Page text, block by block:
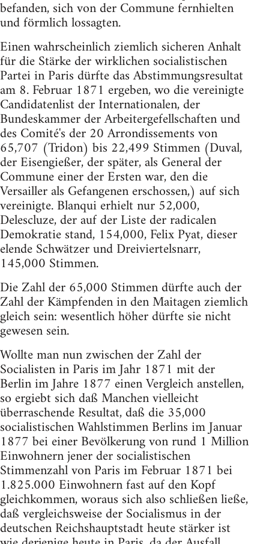
befanden, sich von der Commune fernhielten
und förmlich lossagten.
Einen wahrscheinlich ziemlich sicheren Anhalt
für die Stärke der wirklichen socialistischen
Partei in Paris dürfte das Abstimmungsresultat
am 8. Februar 1871 ergeben, wo die vereinigte
Candidatenlist der Internationalen, der
Bundeskammer der Arbeitergefellschaften und
des Comité's der 20 Arrondissements von
65,707 (Tridon) bis 22,499 Stimmen (Duval,
der Eisengießer, der später, als General der
Commune einer der Ersten war, den die
Versailler als Gefangenen erschossen,) auf sich
vereinigte. Blanqui erhielt nur 52,000,
Delescluze, der auf der Liste der radicalen
Demokratie stand, 154,000, Felix Pyat, dieser
elende Schwätzer und Dreiviertelsnarr,
145,000 Stimmen.
Die Zahl der 65,000 Stimmen dürfte auch der
Zahl der Kämpfenden in den Maitagen ziemlich
gleich sein: wesentlich höher dürfte sie nicht
gewesen sein.
Wollte man nun zwischen der Zahl der
Socialisten in Paris im Jahr 1871 mit der
Berlin im Jahre 1877 einen Vergleich anstellen,
so ergiebt sich daß Manchen vielleicht
überraschende Resultat, daß die 35,000
socialistischen Wahlstimmen Berlins im Januar
1877 bei einer Bevölkerung von rund 1 Million
Einwohnern jener der socialistischen
Stimmenzahl von Paris im Februar 1871 bei
1.825.000 Einwohnern fast auf den Kopf
gleichkommen, woraus sich also schließen ließe,
daß vergleichsweise der Socialismus in der
deutschen Reichshauptstadt heute stärker ist